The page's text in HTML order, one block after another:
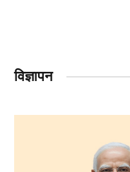
विज्ञापन